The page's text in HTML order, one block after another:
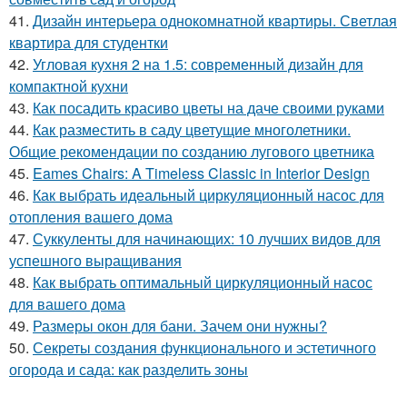
41. Дизайн интерьера однокомнатной квартиры. Светлая
квартира для студентки
42. Угловая кухня 2 на 1.5: современный дизайн для
компактной кухни
43. Как посадить красиво цветы на даче своими руками
44. Как разместить в саду цветущие многолетники.
Общие рекомендации по созданию лугового цветника
45. Eames Chairs: A Timeless Classic in Interior Design
46. Как выбрать идеальный циркуляционный насос для
отопления вашего дома
47. Суккуленты для начинающих: 10 лучших видов для
успешного выращивания
48. Как выбрать оптимальный циркуляционный насос
для вашего дома
49. Размеры окон для бани. Зачем они нужны?
50. Секреты создания функционального и эстетичного
огорода и сада: как разделить зоны